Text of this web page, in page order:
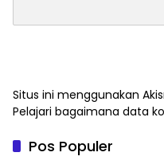
Situs ini menggunakan
Pelajari bagaimana data
Pos Populer